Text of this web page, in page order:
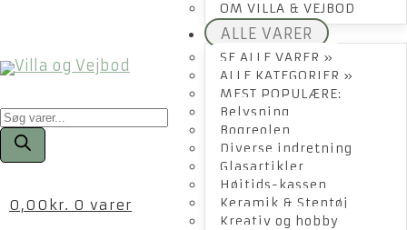
Products
search
0,00 kr. 0 varer
OM VILLA & VEJBOD
ALLE VARER
SE ALLE VARER »
ALLE KATEGORIER »
MEST POPULÆRE:
Belysning
Bogreolen
Diverse indretning
Glasartikler
Højtids-kassen
Keramik & Stentøj
Kreativ og hobby